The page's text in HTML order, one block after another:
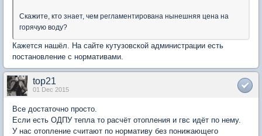
Скажите, кто знает, чем регламентирована нынешняя цена на
горячую воду?
Кажется нашёл. На сайте кутузовской администрации есть
постановление с нормативами.
top21
01 Dec 2015
Все достаточно просто.
Если есть ОДПУ тепла то расчёт отопления и гвс идёт по нему.
У нас отопление считают по нормативу без понижающего